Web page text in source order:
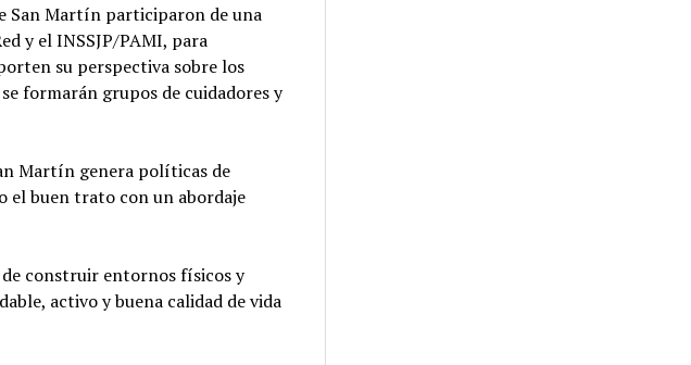
San Martín participaron de una
y el INSSJP/PAMI, para
su perspectiva sobre los
formarán grupos de cuidadores y
Martín genera políticas de
el buen trato con un abordaje
construir entornos físicos y
activo y buena calidad de vida